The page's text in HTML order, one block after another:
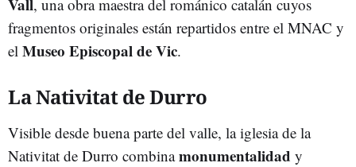
, una obra maestra del románico catalán cuyos
fragmentos originales están repartidos entre el MNAC y
el Museo Episcopal de Vic.
La Nativitat de Durro
Visible desde buena parte del valle, la iglesia de la
Nativitat de Durro combinamonumentalidad y